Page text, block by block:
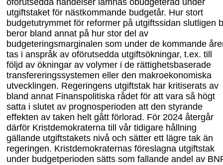
oförutsedda händelser lämnas obudgeterad under
utgiftstaket för nästkommande budgetår. Hur stort
budgetutrymmet för reformer på utgiftssidan slutligen
beror bland annat på hur stor del av
budgeteringsmarginalen som under de kommande
tas i anspråk av oförutsedda utgiftsökningar, t.ex. till
följd av ökningar av volymer i de rättighetsbaserade
transfereringssystemen eller den makroekonomiska
utvecklingen. Regeringens utgiftstak har kritiserats av
bland annat Finanspolitiska rådet för att vara så högt
satta i slutet av prognosperioden att den styrande
effekten av taken helt gått förlorad. För 2024 återgår
därför Kristdemokraterna till vår tidigare hållning
gällande utgiftstakets nivå och sätter ett lägre tak än
regeringen. Kristdemokraternas föreslagna utgiftstak
under budgetperioden sätts som fallande andel av